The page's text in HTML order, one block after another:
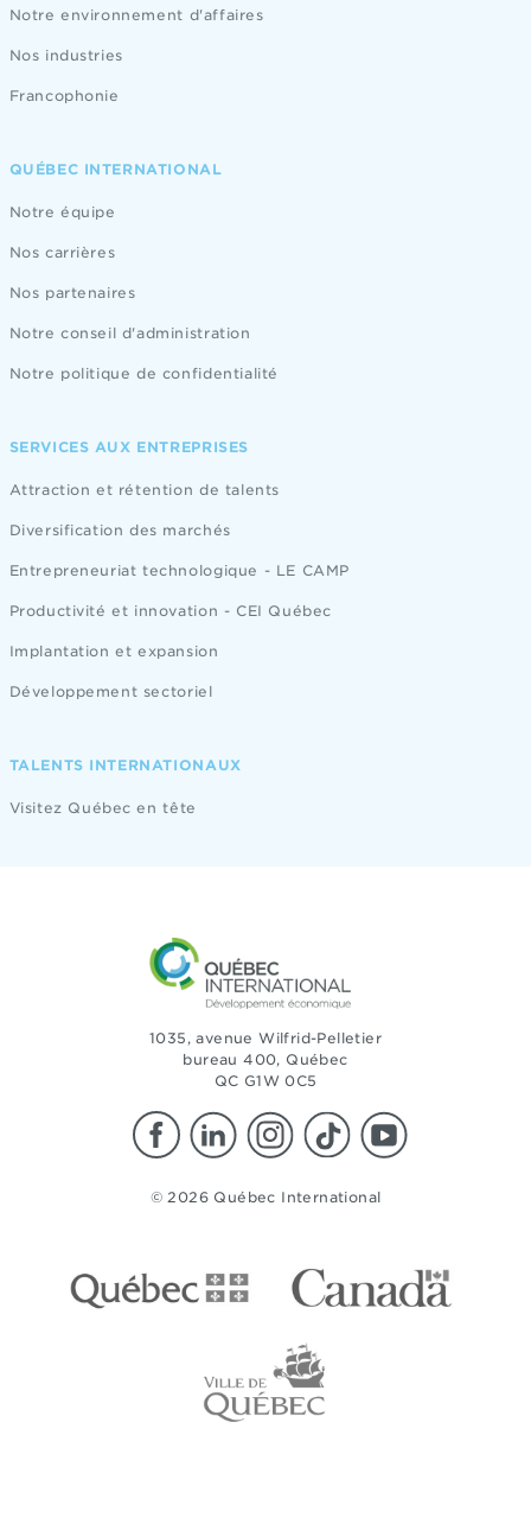
Notre environnement d'affaires
Nos industries
Francophonie
QUÉBEC INTERNATIONAL
Notre équipe
Nos carrières
Nos partenaires
Notre conseil d'administration
Notre politique de confidentialité
SERVICES AUX ENTREPRISES
Attraction et rétention de talents
Diversification des marchés
Entrepreneuriat technologique - LE CAMP
Productivité et innovation - CEI Québec
Implantation et expansion
Développement sectoriel
TALENTS INTERNATIONAUX
Visitez Québec en tête
1035, avenue Wilfrid-Pelletier
bureau 400, Québec
QC G1W 0C5
© 2026 Québec International